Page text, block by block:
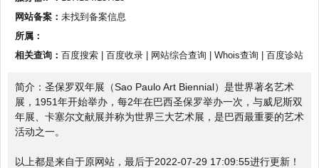
网站备案： 未找到备案信息
所属：
相关查询： 百度搜索 百度收录 网站综合查询 Whois查询 百度诊站
简介：圣保罗双年展（Sao Paulo Art Biennial）是世界著名艺术
展，1951年开始举办，每2年在巴西圣保罗举办一次，与威尼斯双
年展、卡塞尔文献展并称为世界三大艺术展，是巴西最重要的艺术
活动之一。
以上都是来自于原网站，最后于2022-07-29 17:09:55进行更新！